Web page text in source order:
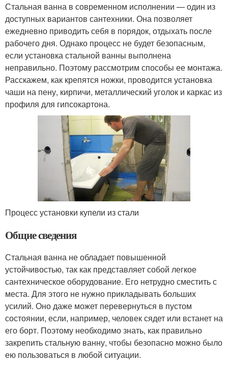
Стальная ванна в современном исполнении — один из
доступных вариантов сантехники. Она позволяет
ежедневно приводить себя в порядок, отдыхать после
рабочего дня. Однако процесс не будет безопасным,
если установка стальной ванны выполнена
неправильно. Поэтому рассмотрим способы ее монтажа.
Расскажем, как крепятся ножки, проводится установка
чаши на пену, кирпичи, металлический уголок и каркас из
профиля для гипсокартона.
Процесс установки купели из стали
Общие сведения
Стальная ванна не обладает повышенной
устойчивостью, так как представляет собой легкое
сантехническое оборудование. Его нетрудно сместить с
места. Для этого не нужно прикладывать больших
усилий. Оно даже может перевернуться в пустом
состоянии, если, например, человек сядет или встанет на
его борт. Поэтому необходимо знать, как правильно
закрепить стальную ванну, чтобы безопасно можно было
ею пользоваться в любой ситуации.